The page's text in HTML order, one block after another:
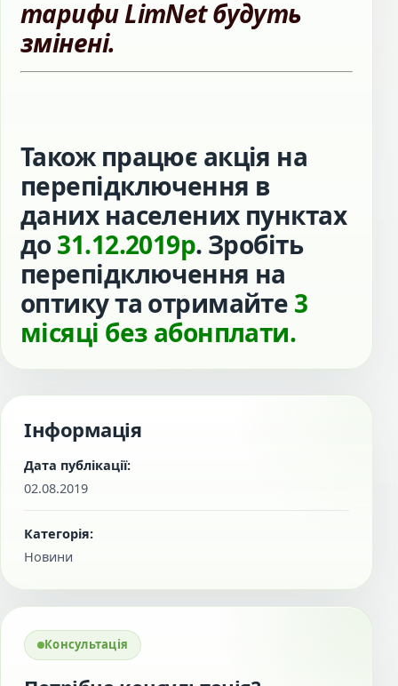
тарифи LimNet будуть
змінені.
Також працює акція на
перепідключення в
даних населених пунктах
до 31.12.2019р. Зробіть
перепідключення на
оптику та отримайте 3
місяці без абонплати.
Інформація
Дата публікації:
02.08.2019
Категорія:
Новини
Консультація